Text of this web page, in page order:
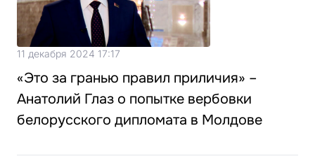
11 декабря 2024 17:17
«Это за гранью правил приличия» –
Анатолий Глаз о попытке вербовки
белорусского дипломата в Молдове